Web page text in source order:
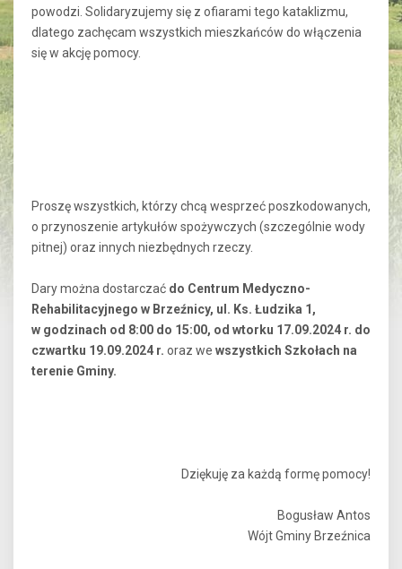
powodzi. Solidaryzujemy się z ofiarami tego kataklizmu,
dlatego zachęcam wszystkich mieszkańców do włączenia
się w akcję pomocy.
Proszę wszystkich, którzy chcą wesprzeć poszkodowanych,
o przynoszenie artykułów spożywczych (szczególnie wody
pitnej) oraz innych niezbędnych rzeczy.
Dary można dostarczać do Centrum Medyczno-
Rehabilitacyjnego w Brzeźnicy, ul. Ks. Łudzika 1,
w godzinach od 8:00 do 15:00, od wtorku 17.09.2024 r. do
czwartku 19.09.2024 r. oraz we wszystkich Szkołach na
terenie Gminy.
Dziękuję za każdą formę pomocy!
Bogusław Antos
Wójt Gminy Brzeźnica